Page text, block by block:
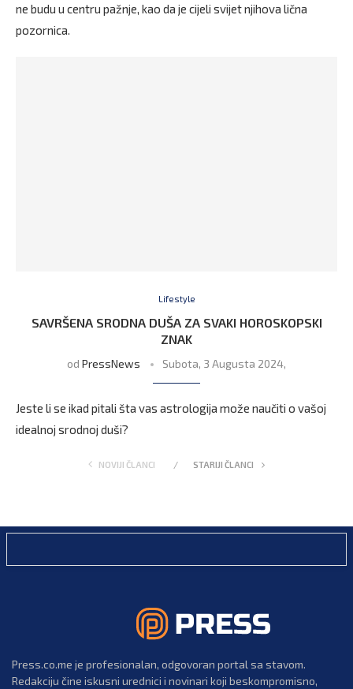
ne budu u centru pažnje, kao da je cijeli svijet njihova lična
pozornica.
Lifestyle
SAVRŠENA SRODNA DUŠA ZA SVAKI HOROSKOPSKI
ZNAK
od PressNews Subota, 3 Augusta 2024,
Jeste li se ikad pitali šta vas astrologija može naučiti o vašoj
idealnoj srodnoj duši?
NOVIJI ČLANCI STARIJI ČLANCI
Press.co.me je profesionalan, odgovoran portal sa stavom.
Redakciju čine iskusni urednici i novinari koji beskompromisno,